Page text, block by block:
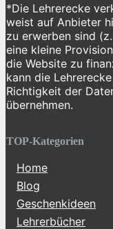
*Die Lehrerecke
weist auf Anbieter
zu erwerben sind
eine kleine
die Website zu
kann die
Richtigkeit der
übernehmen.
TOP-Kategorien
Home
Blog
Geschenkideen
Lehrerbücher